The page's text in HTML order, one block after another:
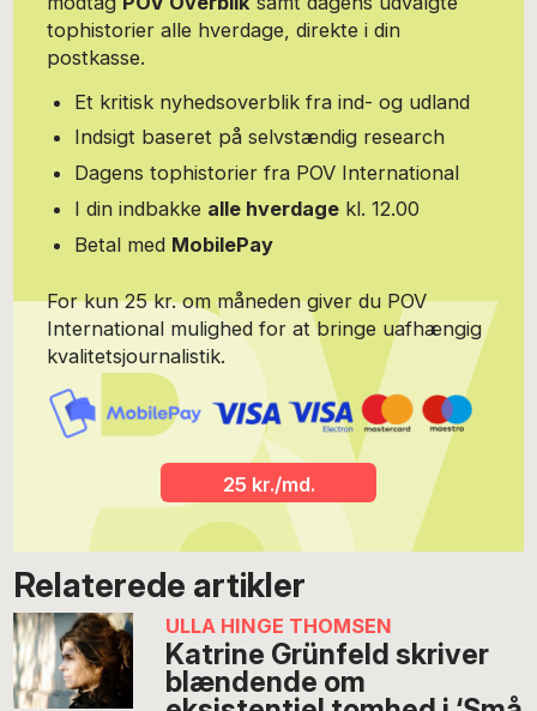
tophistorier alle hverdage, direkte i din
postkasse.
Et kritisk nyhedsoverblik fra ind- og udland
Indsigt baseret på selvstændig research
Dagens tophistorier fra POV International
I din indbakke alle hverdage kl. 12.00
Betal med MobilePay
For kun 25 kr. om måneden giver du POV
International mulighed for at bringe uafhængig
kvalitetsjournalistik.
25 kr./md.
Relaterede artikler
ULLA HINGE THOMSEN
Katrine Grünfeld skriver
blændende om